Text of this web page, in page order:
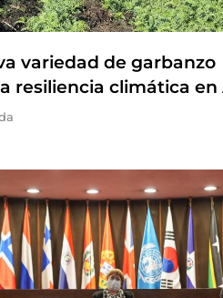
variedad de garbanzo
resiliencia climática en